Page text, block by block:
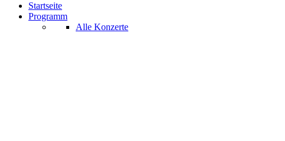
Startseite
Programm
Alle Konzerte